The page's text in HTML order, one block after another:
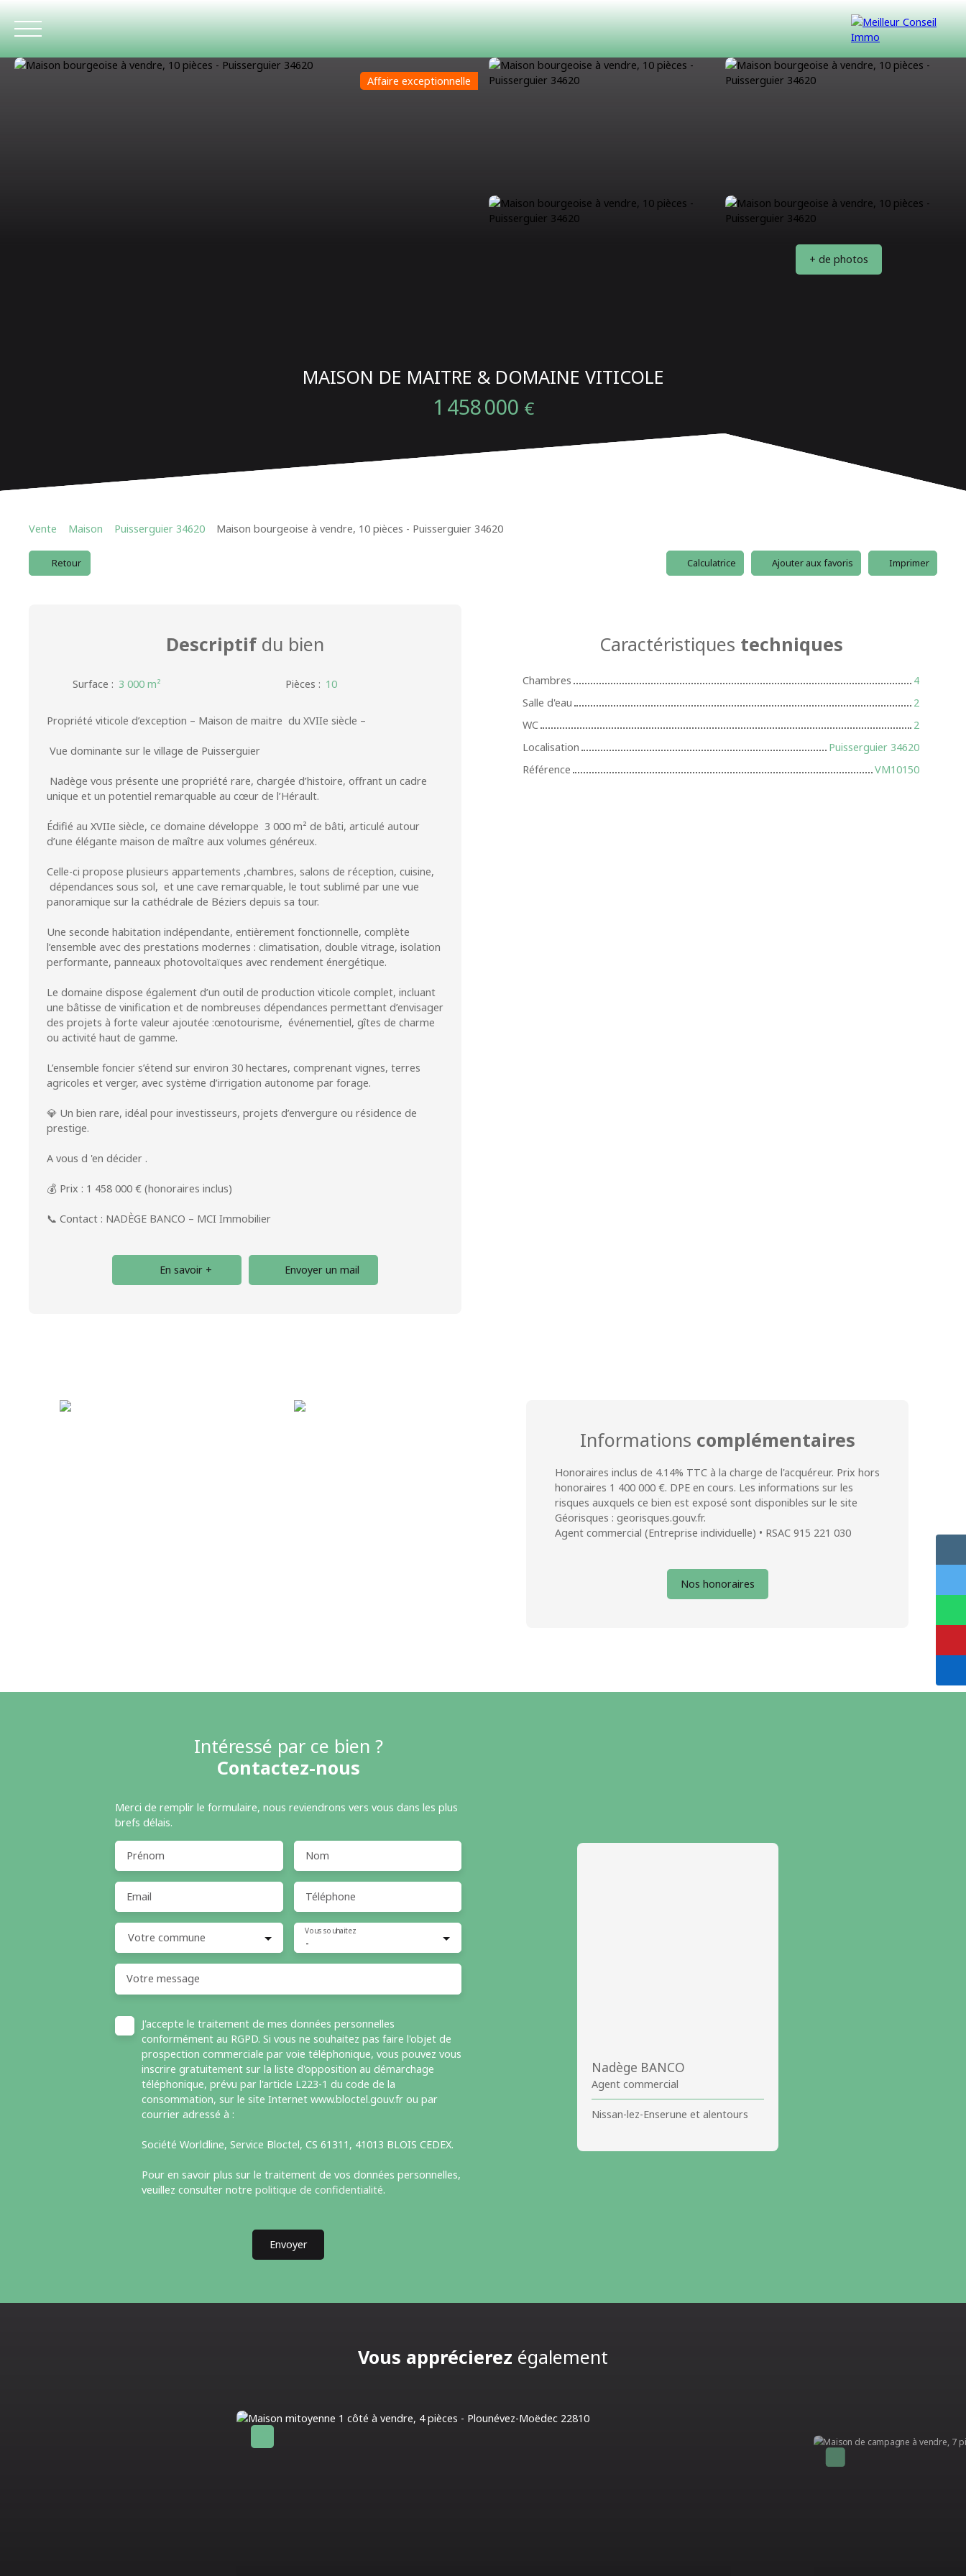
Affaire exceptionnelle
+ de photos
MAISON DE MAITRE & DOMAINE VITICOLE
1 458 000 €
Vente Maison Puisserguier 34620 Maison bourgeoise à vendre, 10 pièces - Puisserguier 34620
Retour Calculatrice Ajouter aux favoris Imprimer
Descriptif du bien
Surface : 3 000 m² Pièces : 10
Propriété viticole d’exception – Maison de maitre du XVIIe siècle –
Vue dominante sur le village de Puisserguier
Nadège vous présente une propriété rare, chargée d’histoire, offrant un cadre
unique et un potentiel remarquable au cœur de l’Hérault.
Édifié au XVIIe siècle, ce domaine développe 3 000 m² de bâti, articulé autour
d’une élégante maison de maître aux volumes généreux.
Celle-ci propose plusieurs appartements ,chambres, salons de réception, cuisine,
dépendances sous sol, et une cave remarquable, le tout sublimé par une vue
panoramique sur la cathédrale de Béziers depuis sa tour.
Une seconde habitation indépendante, entièrement fonctionnelle, complète
l’ensemble avec des prestations modernes : climatisation, double vitrage, isolation
performante, panneaux photovoltaïques avec rendement énergétique.
Le domaine dispose également d’un outil de production viticole complet, incluant
une bâtisse de vinification et de nombreuses dépendances permettant d’envisager
des projets à forte valeur ajoutée :œnotourisme, événementiel, gîtes de charme
ou activité haut de gamme.
L’ensemble foncier s’étend sur environ 30 hectares, comprenant vignes, terres
agricoles et verger, avec système d’irrigation autonome par forage.
💎 Un bien rare, idéal pour investisseurs, projets d’envergure ou résidence de
prestige.
A vous d 'en décider .
💰 Prix : 1 458 000 € (honoraires inclus)
📞 Contact : NADÈGE BANCO – MCI Immobilier
En savoir + Envoyer un mail
Caractéristiques techniques
Chambres
4
Salle d'eau
2
WC
2
Localisation
Puisserguier 34620
Référence
VM10150
Informations complémentaires
Honoraires inclus de 4.14% TTC à la charge de l'acquéreur. Prix hors
honoraires 1 400 000 €. DPE en cours. Les informations sur les
risques auxquels ce bien est exposé sont disponibles sur le site
Géorisques : georisques.gouv.fr.
Agent commercial (Entreprise individuelle) • RSAC 915 221 030
Nos honoraires
Intéressé par ce bien ?
Contactez-nous
Merci de remplir le formulaire, nous reviendrons vers vous dans les plus
brefs délais.
Prénom Nom
Email Téléphone
Votre commune -
Vous souhaitez
Votre message
J'accepte le traitement de mes données personnelles
conformément au RGPD. Si vous ne souhaitez pas faire l'objet de
prospection commerciale par voie téléphonique, vous pouvez vous
inscrire gratuitement sur la liste d'opposition au démarchage
téléphonique, prévu par l'article L223-1 du code de la
consommation, sur le site Internet www.bloctel.gouv.fr ou par
courrier adressé à :
Société Worldline, Service Bloctel, CS 61311, 41013 BLOIS CEDEX.
Pour en savoir plus sur le traitement de vos données personnelles,
veuillez consulter notre politique de confidentialité.
Envoyer
Nadège BANCO
Agent commercial
Nissan-lez-Enserune et alentours
Vous apprécierez également